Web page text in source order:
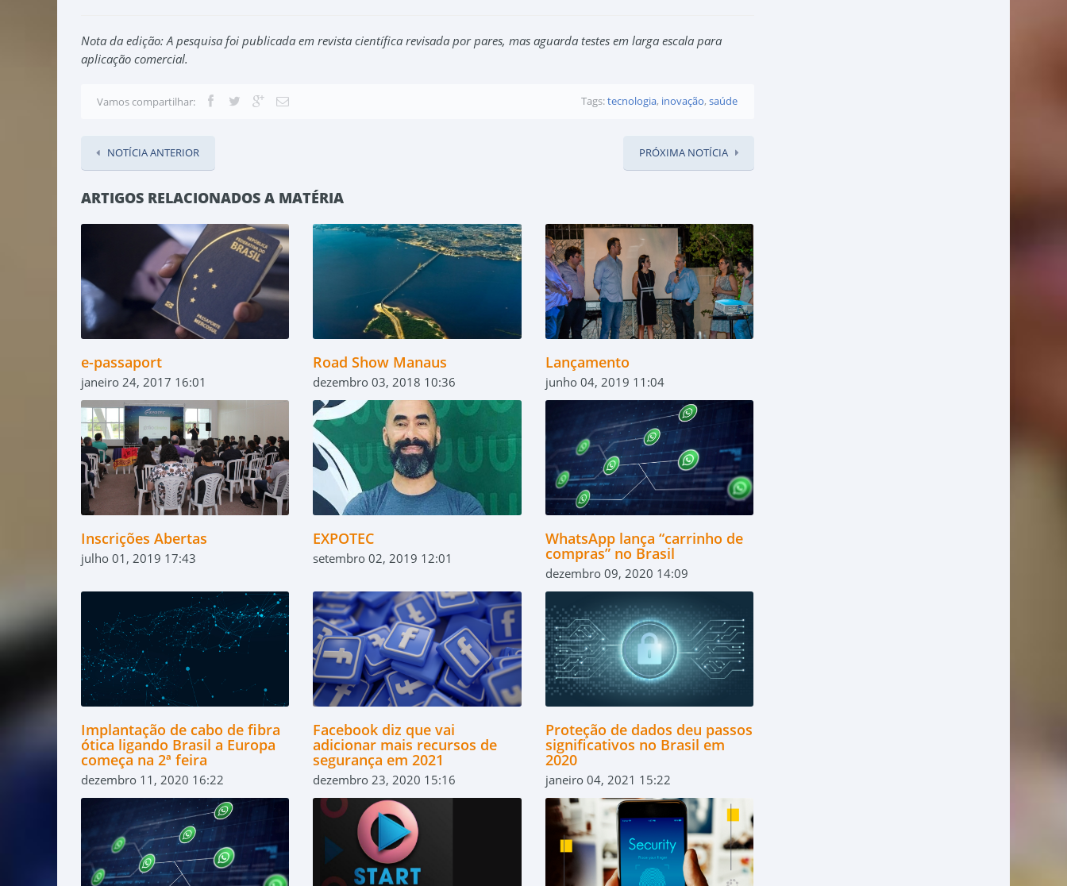
Nota da edição: A pesquisa foi publicada em revista científica revisada por pares, mas aguarda testes em larga escala para
aplicação comercial.
Vamos compartilhar: Tags:tecnologia, inovação, saúde
NOTÍCIA ANTERIOR PRÓXIMA NOTÍCIA
ARTIGOS RELACIONADOS A MATÉRIA
e-passaport
janeiro 24, 2017 16:01
Road Show Manaus
dezembro 03, 2018 10:36
Lançamento
junho 04, 2019 11:04
Inscrições Abertas
julho 01, 2019 17:43
EXPOTEC
setembro 02, 2019 12:01
WhatsApp lança “carrinho de
compras” no Brasil
dezembro 09, 2020 14:09
Implantação de cabo de fibra
ótica ligando Brasil a Europa
começa na 2ª feira
dezembro 11, 2020 16:22
Facebook diz que vai
adicionar mais recursos de
segurança em 2021
dezembro 23, 2020 15:16
Proteção de dados deu passos
significativos no Brasil em
2020
janeiro 04, 2021 15:22